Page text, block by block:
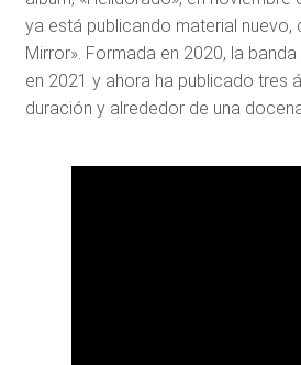
ya está publicando material nuevo,
Mirror». Formada en 2020, la
en 2021 y ahora ha publicado tres
duración y alrededor de una